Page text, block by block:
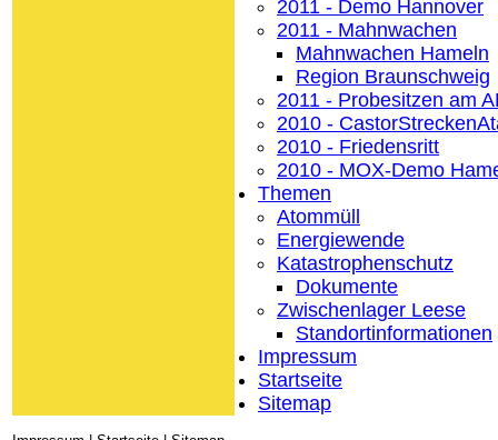
2011 - Demo Hannover
2011 - Mahnwachen
Mahnwachen Hameln
Region Braunschweig
2011 - Probesitzen am
2010 -
2010 - Friedensritt
2010 - MOX-Demo
Themen
Atommüll
Energiewende
Katastrophenschutz
Dokumente
Zwischenlager Leese
Standortinformationen
Impressum
Startseite
Sitemap